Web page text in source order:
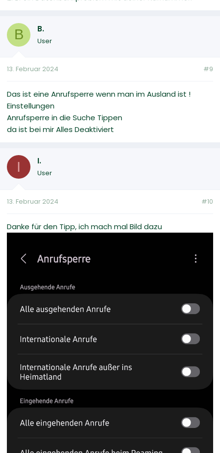
B B.
User
13. Februar 2024 #9
Das ist eine Anrufsperre wenn man im Ausland ist !
Einstellungen
Anrufsperre in die Suche Tippen
da ist bei mir Alles Deaktiviert
I I.
User
13. Februar 2024 #10
Danke für den Tipp, ich mach mal Bild dazu